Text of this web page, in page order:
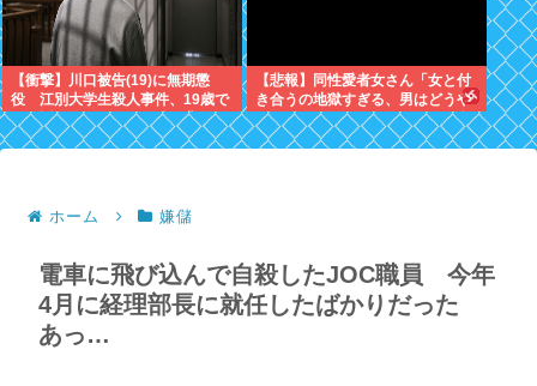
【衝撃】川口被告(19)に無期懲
役 江別大学生殺人事件、19歳で
取り返しのつかない代償を背負う
ことに
【悲報】同性愛者女さん「女と付
き合うの地獄すぎる、男はどうや
って耐えてんの？」←コレは同意
せざるおえないと話題に
ホーム 嫌儲
電車に飛び込んで自殺したJOC職員 今年
4月に経理部長に就任したばかりだった
あっ…